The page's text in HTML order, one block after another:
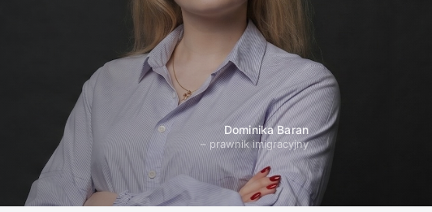
Dominika Baran
– prawnik imigracyjny